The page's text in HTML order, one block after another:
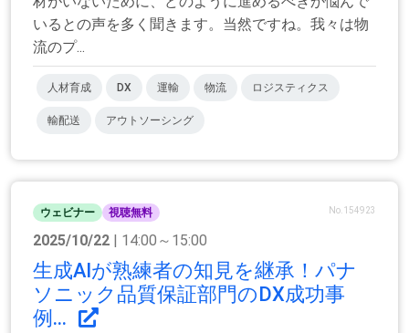
いるとの声を多く聞きます。当然ですね。我々は物
流のプ...
人材育成 DX 運輸 物流 ロジスティクス
輸配送 アウトソーシング
ウェビナー 視聴無料 No.154923
2025/10/22 | 14:00～15:00
生成AIが熟練者の知見を継承！パナ
ソニック品質保証部門のDX成功事
例...